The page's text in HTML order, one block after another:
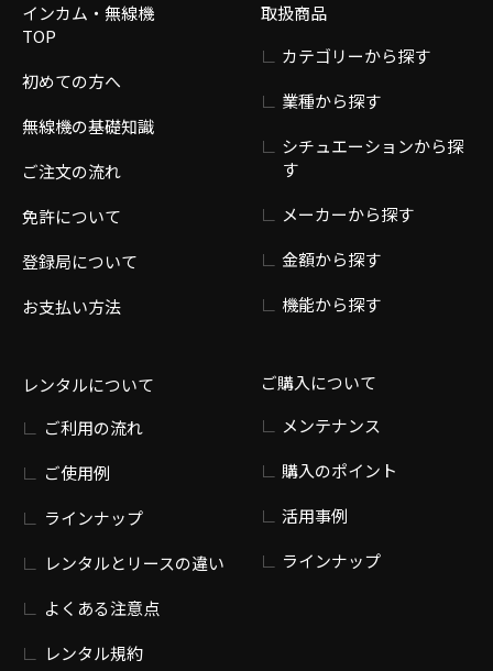
インカム・無線機
TOP
初めての方へ
無線機の基礎知識
ご注文の流れ
免許について
登録局について
お支払い方法
レンタルについて
ご利用の流れ
ご使用例
ラインナップ
レンタルとリースの違い
よくある注意点
レンタル規約
取扱商品
カテゴリーから探す
業種から探す
シチュエーションから探
す
メーカーから探す
金額から探す
機能から探す
ご購入について
メンテナンス
購入のポイント
活用事例
ラインナップ